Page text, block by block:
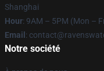
Shanghai
Hour: 9AM – 5PM (Mon –
Email :
Notre société